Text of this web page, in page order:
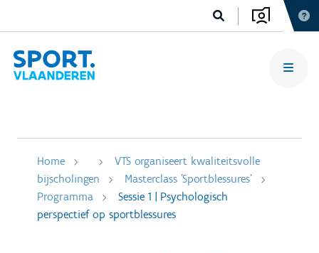
Home
VTS organiseert kwaliteitsvolle
bijscholingen
Masterclass 'Sportblessures'
Programma
Sessie 1 | Psychologisch
perspectief op sportblessures